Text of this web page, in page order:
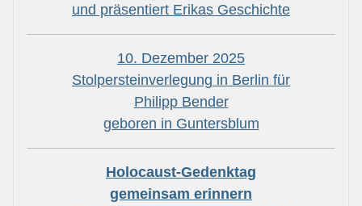
und präsentiert Erikas Geschichte
10. Dezember 2025
Stolpersteinverlegung in Berlin für
Philipp Bender
geboren in Guntersblum
Holocaust-Gedenktag
gemeinsam erinnern